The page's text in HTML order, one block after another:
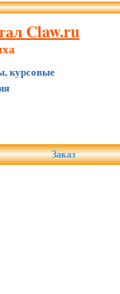
Claw.ru
курсовые
Заказ